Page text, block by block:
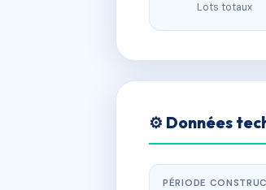
Lots totaux
⚙️ Données
PÉRIODE